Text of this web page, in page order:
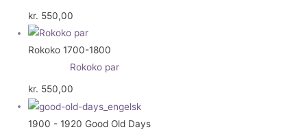
kr. 550,00
Rokoko 1700-1800
Rokoko par
kr. 550,00
1900 - 1920 Good Old Days